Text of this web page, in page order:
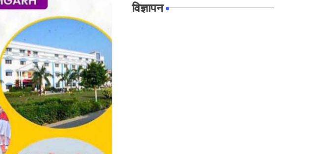
विज्ञापन